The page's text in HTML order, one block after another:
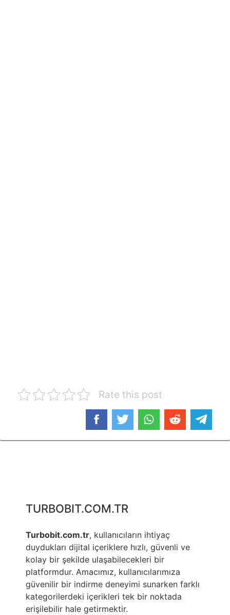
Rate this post
TURBOBIT.COM.TR
Turbobit.com.tr, kullanıcıların ihtiyaç
duydukları dijital içeriklere hızlı, güvenli ve
kolay bir şekilde ulaşabilecekleri bir
platformdur. Amacımız, kullanıcılarımıza
güvenilir bir indirme deneyimi sunarken farklı
kategorilerdeki içerikleri tek bir noktada
erişilebilir hale getirmektir.